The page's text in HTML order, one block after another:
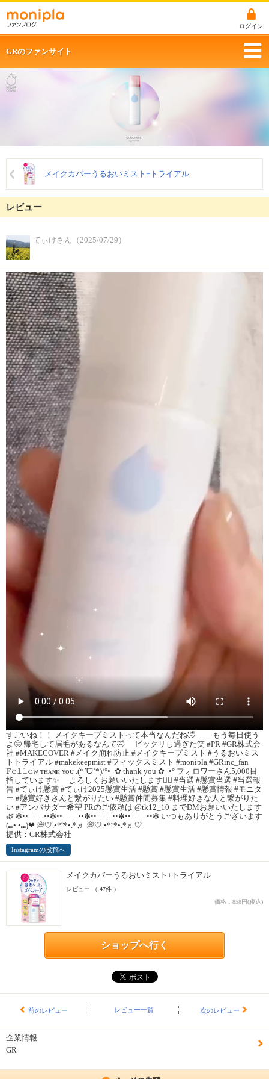
ログイン
GRのファンサイト
メイクカバーうるおいミスト+トライアル
レビュー
てぃけさん（2025/07/29）
すごいね！！ メイクキープミストって本当なんだね🤣 もう毎日使う
よ🤩 帰宅して眉毛があるなんて🤣 ビックリし過ぎた笑 #PR #GR株式会
社 #MAKECOVER #メイク崩れ防止 #メイクキープミスト #うるおいミス
トトライアル #makekeepmist #フィックスミスト #monipla #GRinc_fan
𝙵𝚘𝚕𝚕𝚘𝚠 ᴛʜᴀɴᴋ ʏᴏᴜ .(*ˊᗜˋ*)/°•· ✿ thank you ✿ ·•° フォロワーさん5,000目
指しています✨ よろしくお願いいたします👍🏻 #当選 #懸賞当選 #当選報
告 #てぃけ懸賞 #てぃけ2025懸賞生活 #懸賞 #懸賞生活 #懸賞情報 #モニタ
ー #懸賞好きさんと繋がりたい #懸賞仲間募集 #料理好きな人と繋がりた
い #アンバサダー希望 PRのご依頼は @tk12_10 までDMお願いいたします
🌿 ✼••┈┈••✼••┈┈••✼••┈┈••✼••┈┈••✼ いつもありがとうございます
(⑉• •⑉)❤︎ 💭🤍.•*¨*•.*♬ 💭🤍.•*¨*•.*♬🤍
提供：GR株式会社
Instagramの投稿へ
メイクカバーうるおいミスト+トライアル
レビュー （ 47件 ）
価格：858円(税込)
ショップへ行く
前のレビュー レビュー一覧 次のレビュー
企業情報
GR